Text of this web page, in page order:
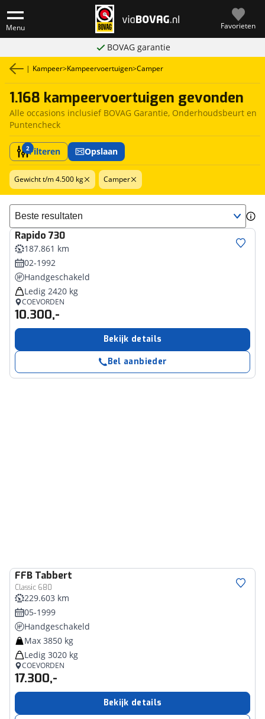
Menu Favorieten
BOVAG garantie
| Kampeer>Kampeervoertuigen>Camper
1.168 kampeervoertuigen gevonden
Alle occasions inclusief BOVAG Garantie, Onderhoudsbeurt en
Puntencheck
2Filteren Opslaan
Gewicht t/m 4.500 kg Camper
Sorteer resultaten
Rapido 730
187.861 km
02-1992
Handgeschakeld
Ledig 2420 kg
COEVORDEN
10.300,-
Bekijk details
Bel aanbieder
FFB Tabbert
Classic 680
229.603 km
05-1999
Handgeschakeld
Max 3850 kg
Ledig 3020 kg
COEVORDEN
17.300,-
Bekijk details